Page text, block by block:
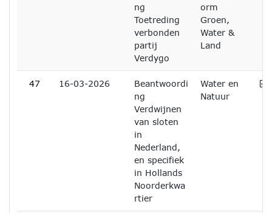
ng
Toetreding
verbonden
partij
Verdygo
orm
Groen,
Water &
Land
47 16-03-2026
Beantwoordi
ng
Verdwijnen
van sloten
in
Nederland,
en specifiek
in Hollands
Noorderkwa
rtier
Water en
Natuur